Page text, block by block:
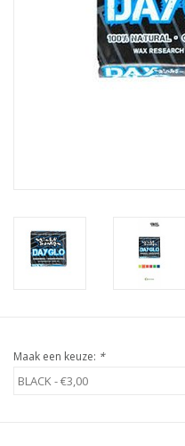
Merken
Maak een keuze: *